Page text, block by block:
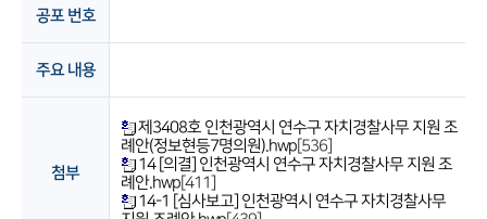
공포 번호
주요 내용
첨부
제3408호 인천광역시 연수구 자치경찰사무 지원 조
례안(정보현등7명의원).hwp[536]
14 [의결] 인천광역시 연수구 자치경찰사무 지원 조
례안.hwp[411]
14-1 [심사보고] 인천광역시 연수구 자치경찰사무